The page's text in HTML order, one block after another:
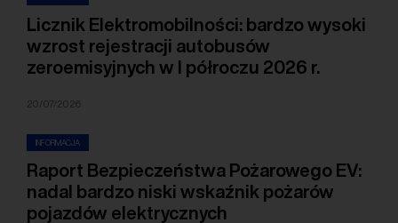
Licznik Elektromobilności: bardzo wysoki
wzrost rejestracji autobusów
zeroemisyjnych w I półroczu 2026 r.
20/07/2026
INFORMACJA
Raport Bezpieczeństwa Pożarowego EV:
nadal bardzo niski wskaźnik pożarów
pojazdów elektrycznych